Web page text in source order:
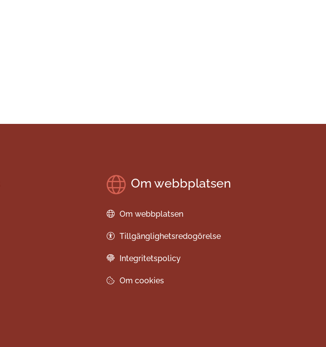
Om webbplatsen
Om webbplatsen
Tillgänglighetsredogörelse
Integritetspolicy
Om cookies